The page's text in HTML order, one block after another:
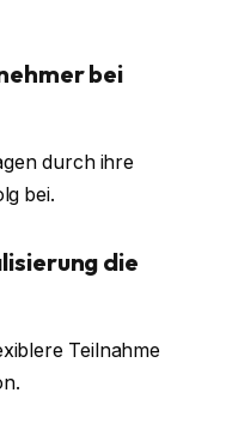
bei
durch ihre
bei.
die
Teilnahme